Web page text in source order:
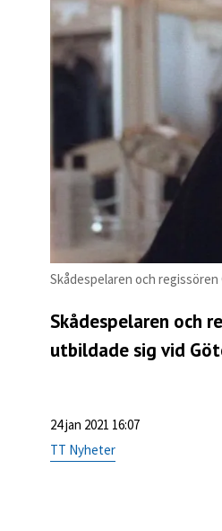
Skådespelaren och
Skådespelaren och
utbildade sig vid
24 jan 2021 16:07
TT Nyheter